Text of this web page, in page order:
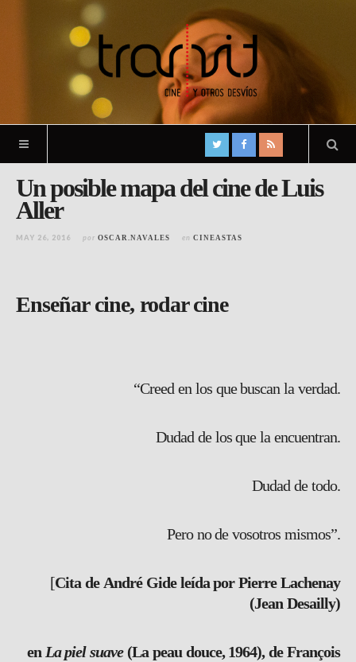
Un posible mapa del cine de Luis
Aller
MAY 26, 2016 por OSCAR.NAVALES en CINEASTAS
Enseñar cine, rodar cine
“Creed en los que buscan la verdad.
Dudad de los que la encuentran.
Dudad de todo.
Pero no de vosotros mismos”.
[Cita de André Gide leída por Pierre Lachenay
(Jean Desailly)
en La piel suave(La peau douce, 1964), de François